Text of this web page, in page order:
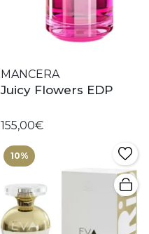
MANCERA
Juicy Flowers EDP
155,00€
10%